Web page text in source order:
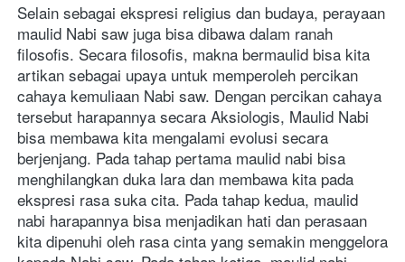
Selain sebagai ekspresi religius dan budaya, perayaan
maulid Nabi saw juga bisa dibawa dalam ranah
filosofis. Secara filosofis, makna bermaulid bisa kita
artikan sebagai upaya untuk memperoleh percikan
cahaya kemuliaan Nabi saw. Dengan percikan cahaya
tersebut harapannya secara Aksiologis, Maulid Nabi
bisa membawa kita mengalami evolusi secara
berjenjang. Pada tahap pertama maulid nabi bisa
menghilangkan duka lara dan membawa kita pada
ekspresi rasa suka cita. Pada tahap kedua, maulid
nabi harapannya bisa menjadikan hati dan perasaan
kita dipenuhi oleh rasa cinta yang semakin menggelora